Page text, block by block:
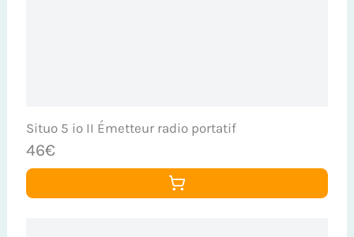
Situo 5 io II Émetteur radio portatif
46€